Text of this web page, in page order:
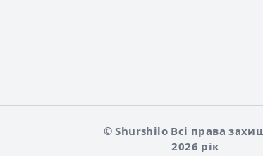
© Shurshilo Всі права
2026 рік